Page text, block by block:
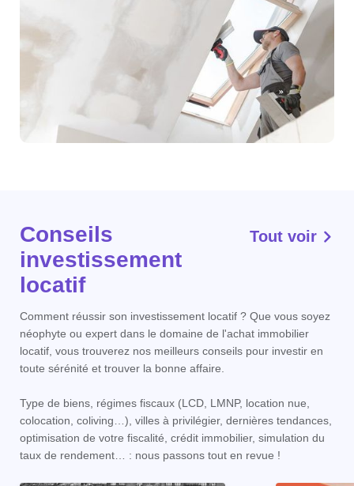
Conseils
investissement
locatif
Tout voir
Comment réussir son investissement locatif ? Que vous soyez
néophyte ou expert dans le domaine de l'achat immobilier
locatif, vous trouverez nos meilleurs conseils pour investir en
toute sérénité et trouver la bonne affaire.
Type de biens, régimes fiscaux (LCD, LMNP, location nue,
colocation, coliving…), villes à privilégier, dernières tendances,
optimisation de votre fiscalité, crédit immobilier, simulation du
taux de rendement… : nous passons tout en revue !